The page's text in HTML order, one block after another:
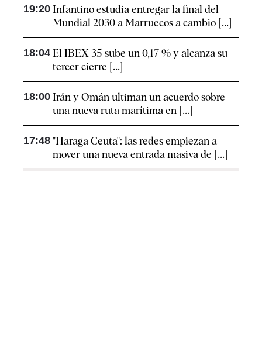
19:20 Infantino estudia entregar la final del
Mundial 2030 a Marruecos a cambio [...]
18:04 El IBEX 35 sube un 0,17 % y alcanza su
tercer cierre [...]
18:00 Irán y Omán ultiman un acuerdo sobre
una nueva ruta marítima en [...]
17:48 "Haraga Ceuta": las redes empiezan a
mover una nueva entrada masiva de [...]